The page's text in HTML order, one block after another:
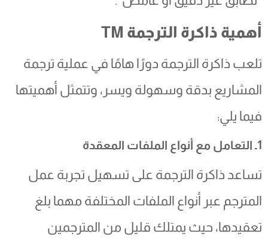
أهمية ذاكرة الترجمةTM
تلعب ذاكرة الترجمة دورًا هامًا في عملية ترجمة
المشاريع بدقة وسهولة ويسر، وتتمثل أهميتها
فيما يلي:
تساعد ذاكرة الترجمة على تسهيل تجربة عمل
المترجم عبر أنواع الملفات المختلفة مهما بلغ
تعقيدها، حيث يمتلك قليل من المترجمين